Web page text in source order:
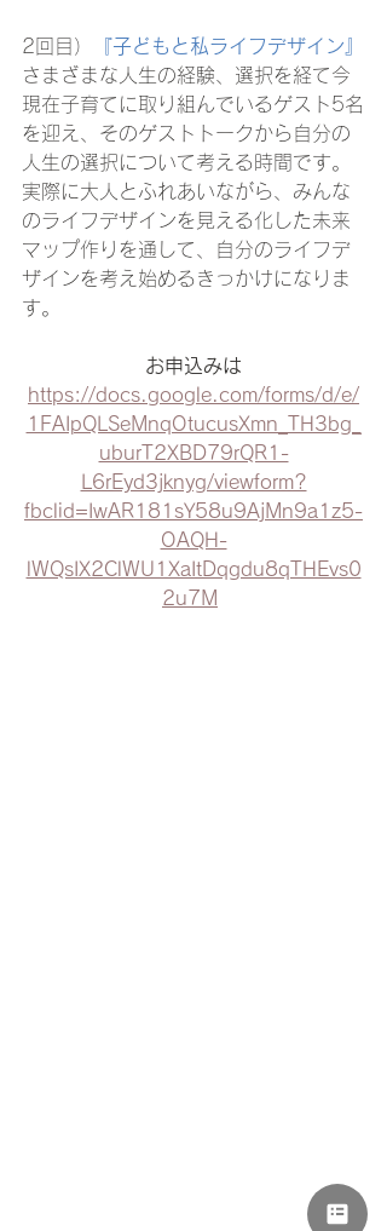
2回目）
『子どもと私ライフデザイン』
さまざまな人生の経験、選択を経て今
現在子育てに取り組んでいるゲスト5名
を迎え、そのゲストトークから自分の
人生の選択について考える時間です。
実際に大人とふれあいながら、みんな
のライフデザインを見える化した未来
マップ作りを通して、自分のライフデ
ザインを考え始めるきっかけになりま
す。
お申込みは
https://docs.google.com/forms/d/e/
1FAIpQLSeMnqOtucusXmn_TH3bg_
uburT2XBD79rQR1-
L6rEyd3jknyg/viewform?
fbclid=IwAR181sY58u9AjMn9a1z5-
OAQH-
lWQsIX2ClWU1XaItDqgdu8qTHEvs0
2u7M